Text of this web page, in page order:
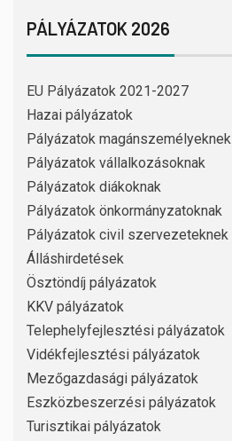
PÁLYÁZATOK 2026
EU Pályázatok 2021-2027
Hazai pályázatok
Pályázatok magánszemélyeknek
Pályázatok vállalkozásoknak
Pályázatok diákoknak
Pályázatok önkormányzatoknak
Pályázatok civil szervezeteknek
Álláshirdetések
Ösztöndíj pályázatok
KKV pályázatok
Telephelyfejlesztési pályázatok
Vidékfejlesztési pályázatok
Mezőgazdasági pályázatok
Eszközbeszerzési pályázatok
Turisztikai pályázatok